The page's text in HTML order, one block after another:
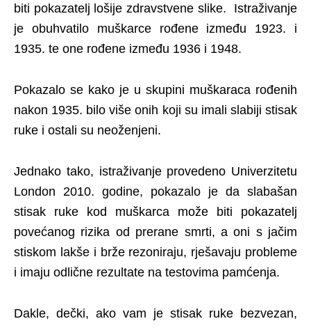
biti pokazatelj lošije zdravstvene slike. Istraživanje
je obuhvatilo muškarce rođene između 1923. i
1935. te one rođene između 1936 i 1948.
Pokazalo se kako je u skupini muškaraca rođenih
nakon 1935. bilo više onih koji su imali slabiji stisak
ruke i ostali su neoženjeni.
Jednako tako, istraživanje provedeno Univerzitetu
London 2010. godine, pokazalo je da slabašan
stisak ruke kod muškarca može biti pokazatelj
povećanog rizika od prerane smrti, a oni s jačim
stiskom lakše i brže rezoniraju, rješavaju probleme
i imaju odlične rezultate na testovima pamćenja.
Dakle, dečki, ako vam je stisak ruke bezvezan,